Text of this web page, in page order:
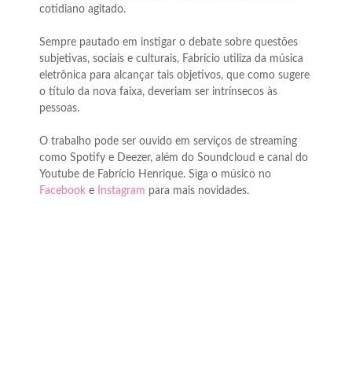
cotidiano agitado.
Sempre pautado em instigar o debate sobre questões
subjetivas, sociais e culturais, Fabrício utiliza da música
eletrônica para alcançar tais objetivos, que como sugere
o título da nova faixa, deveriam ser intrínsecos às
pessoas.
O trabalho pode ser ouvido em serviços de streaming
como Spotify e Deezer, além do Soundcloud e canal do
Youtube de Fabrício Henrique. Siga o músico no
Facebook e Instagram para mais novidades.